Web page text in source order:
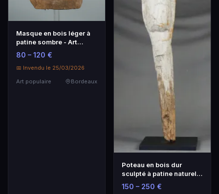
Masque en bois léger à
patine sombre - Art
populaire
80 – 120 €
📅 Invendu le 25/03/2026
Art populaire
Bordeaux
Poteau en bois dur
sculpté à patine naturelle
- Art populaire
150 – 250 €